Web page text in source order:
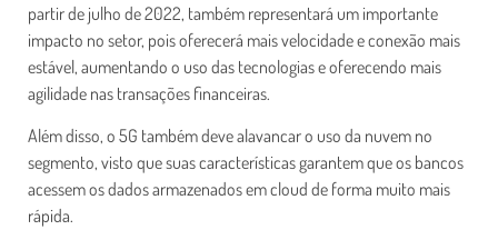
partir de julho de 2022, também representará um importante
impacto no setor, pois oferecerá mais velocidade e conexão mais
estável, aumentando o uso das tecnologias e oferecendo mais
agilidade nas transações financeiras.
Além disso, o 5G também deve alavancar o uso da nuvem no
segmento, visto que suas características garantem que os bancos
acessem os dados armazenados em cloud de forma muito mais
rápida.